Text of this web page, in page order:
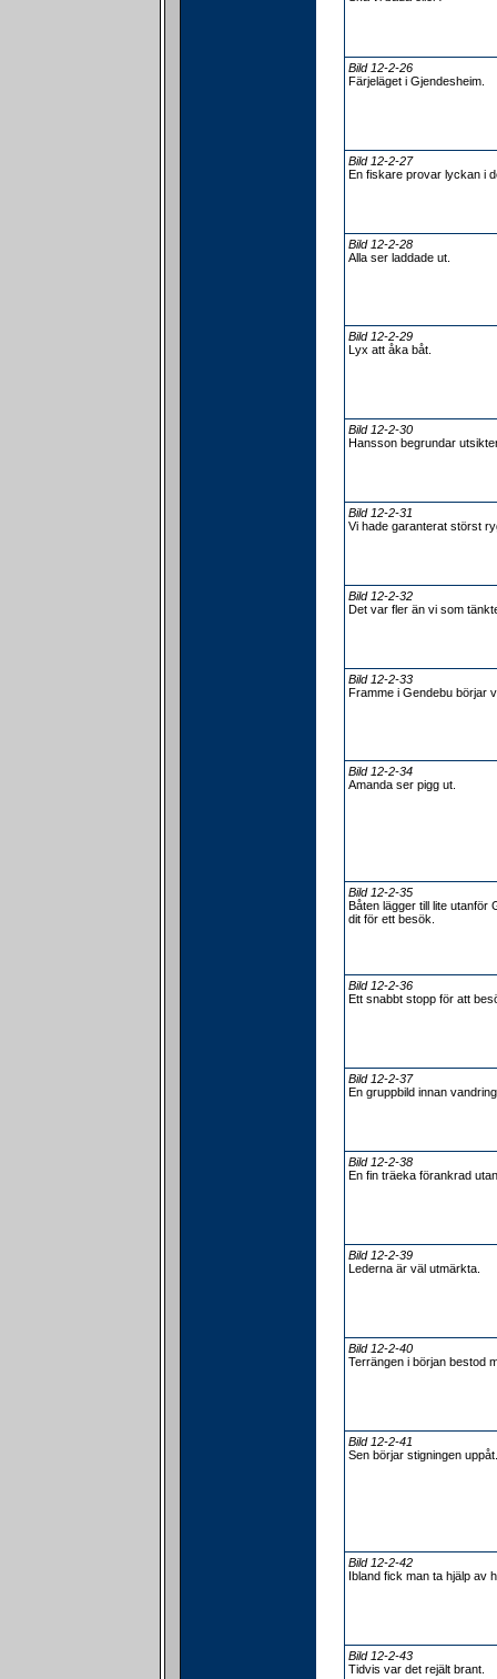
Bild 12-2-26
Färjeläget i Gjendesheim.
Bild 12-2-27
En fiskare provar lyckan i
Bild 12-2-28
Alla ser laddade ut.
Bild 12-2-29
Lyx att åka båt.
Bild 12-2-30
Hansson begrundar
Bild 12-2-31
Vi hade garanterat störst
Bild 12-2-32
Det var fler än vi som
Bild 12-2-33
Framme i Gendebu börjar
Bild 12-2-34
Amanda ser pigg ut.
Bild 12-2-35
Båten lägger till lite utanför
dit för ett besök.
Bild 12-2-36
Ett snabbt stopp för att
Bild 12-2-37
En gruppbild innan
Bild 12-2-38
En fin träeka förankrad
Bild 12-2-39
Lederna är väl utmärkta.
Bild 12-2-40
Terrängen i början bestod
Bild 12-2-41
Sen börjar stigningen uppåt.
Bild 12-2-42
Ibland fick man ta hjälp av
Bild 12-2-43
Tidvis var det rejält brant.